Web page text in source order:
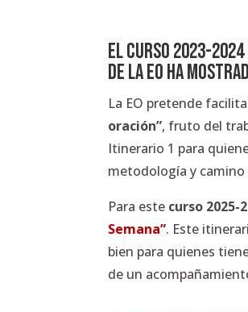
El curso 2023-
de la EO ha
La EO pretende
oración”, fruto del
Itinerario 1 para
metodología y camino
Para este curso 2025-
Semana”. Este
bien para quienes
de un